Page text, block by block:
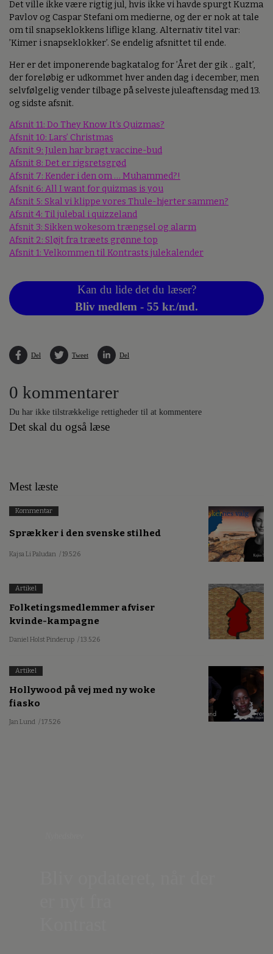
Det ville ikke være rigtig jul, hvis ikke vi havde spurgt Kuzma
Pavlov og Caspar Stefani om medierne, og der er nok at tale
om til snapseklokkens liflige klang. Alternativ titel var:
’Kimer i snapseklokker’. Se endelig afsnittet til ende.
Her er det imponerende bagkatalog for ’Året der gik .. galt’,
der foreløbig er udkommet hver anden dag i december, men
selvfølgelig vender tilbage på selveste juleaftensdag med 13.
og sidste afsnit.
Afsnit 11: Do They Know It‘s Quizmas?
Afsnit 10: Lars’ Christmas
Afsnit 9: Julen har bragt vaccine-bud
Afsnit 8: Det er rigsretsgrød
Afsnit 7: Kender i den om … Muhammed?!
Afsnit 6: All I want for quizmas is you
Afsnit 5: Skal vi klippe vores Thule-hjerter sammen?
Afsnit 4: Til julebal i quizzeland
Afsnit 3: Sikken wokesom trængsel og alarm
Afsnit 2: Sløjt fra træets grønne top
Afsnit 1: Velkommen til Kontrasts julekalender
Kan du lide det du læser?
Bliv medlem - 55 kr./md.
Del Tweet Del
0 kommentarer
Du har ikke tilstrækkelige rettigheder til at kommentere
Det skal du også læse
Mest læste
Kommentar
Sprækker i den svenske stilhed
Kajsa Li Paludan / 19.5.26
Artikel
Folketingsmedlemmer afviser
kvinde-kampagne
Daniel Holst Pinderup / 13.5.26
Artikel
Hollywood på vej med ny woke
fiasko
Jan Lund / 17.5.26